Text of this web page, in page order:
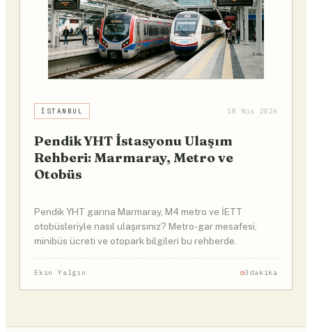
İSTANBUL 18 Nis 2026
Pendik YHT İstasyonu Ulaşım
Rehberi: Marmaray, Metro ve
Otobüs
Pendik YHT garına Marmaray, M4 metro ve İETT
otobüsleriyle nasıl ulaşırsınız? Metro-gar mesafesi,
minibüs ücreti ve otopark bilgileri bu rehberde.
Ekin Yalgın 3dakika